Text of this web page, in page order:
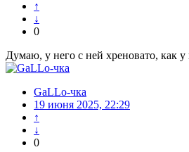
↑
↓
0
Думаю, у него с ней хреновато, как
GaLLo-чка
19 июня 2025, 22:29
↑
↓
0